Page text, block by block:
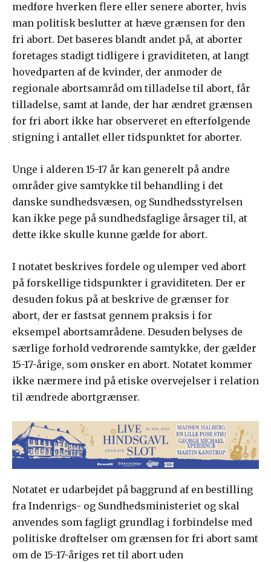
medføre hverken flere eller senere aborter, hvis
man politisk beslutter at hæve grænsen for den
fri abort. Det baseres blandt andet på, at aborter
foretages stadigt tidligere i graviditeten, at langt
hovedparten af de kvinder, der anmoder de
regionale abortsamråd om tilladelse til abort, får
tilladelse, samt at lande, der har ændret grænsen
for fri abort ikke har observeret en efterfølgende
stigning i antallet eller tidspunktet for aborter.
Unge i alderen 15-17 år kan generelt på andre
områder give samtykke til behandling i det
danske sundhedsvæsen, og Sundhedsstyrelsen
kan ikke pege på sundhedsfaglige årsager til, at
dette ikke skulle kunne gælde for abort.
I notatet beskrives fordele og ulemper ved abort
på forskellige tidspunkter i graviditeten. Der er
desuden fokus på at beskrive de grænser for
abort, der er fastsat gennem praksis i for
eksempel abortsamrådene. Desuden belyses de
særlige forhold vedrørende samtykke, der gælder
15-17-årige, som ønsker en abort. Notatet kommer
ikke nærmere ind på etiske overvejelser i relation
til ændrede abortgrænser.
Notatet er udarbejdet på baggrund af en bestilling
fra Indenrigs- og Sundhedsministeriet og skal
anvendes som fagligt grundlag i forbindelse med
politiske drøftelser om grænsen for fri abort samt
om de 15-17-åriges ret til abort uden